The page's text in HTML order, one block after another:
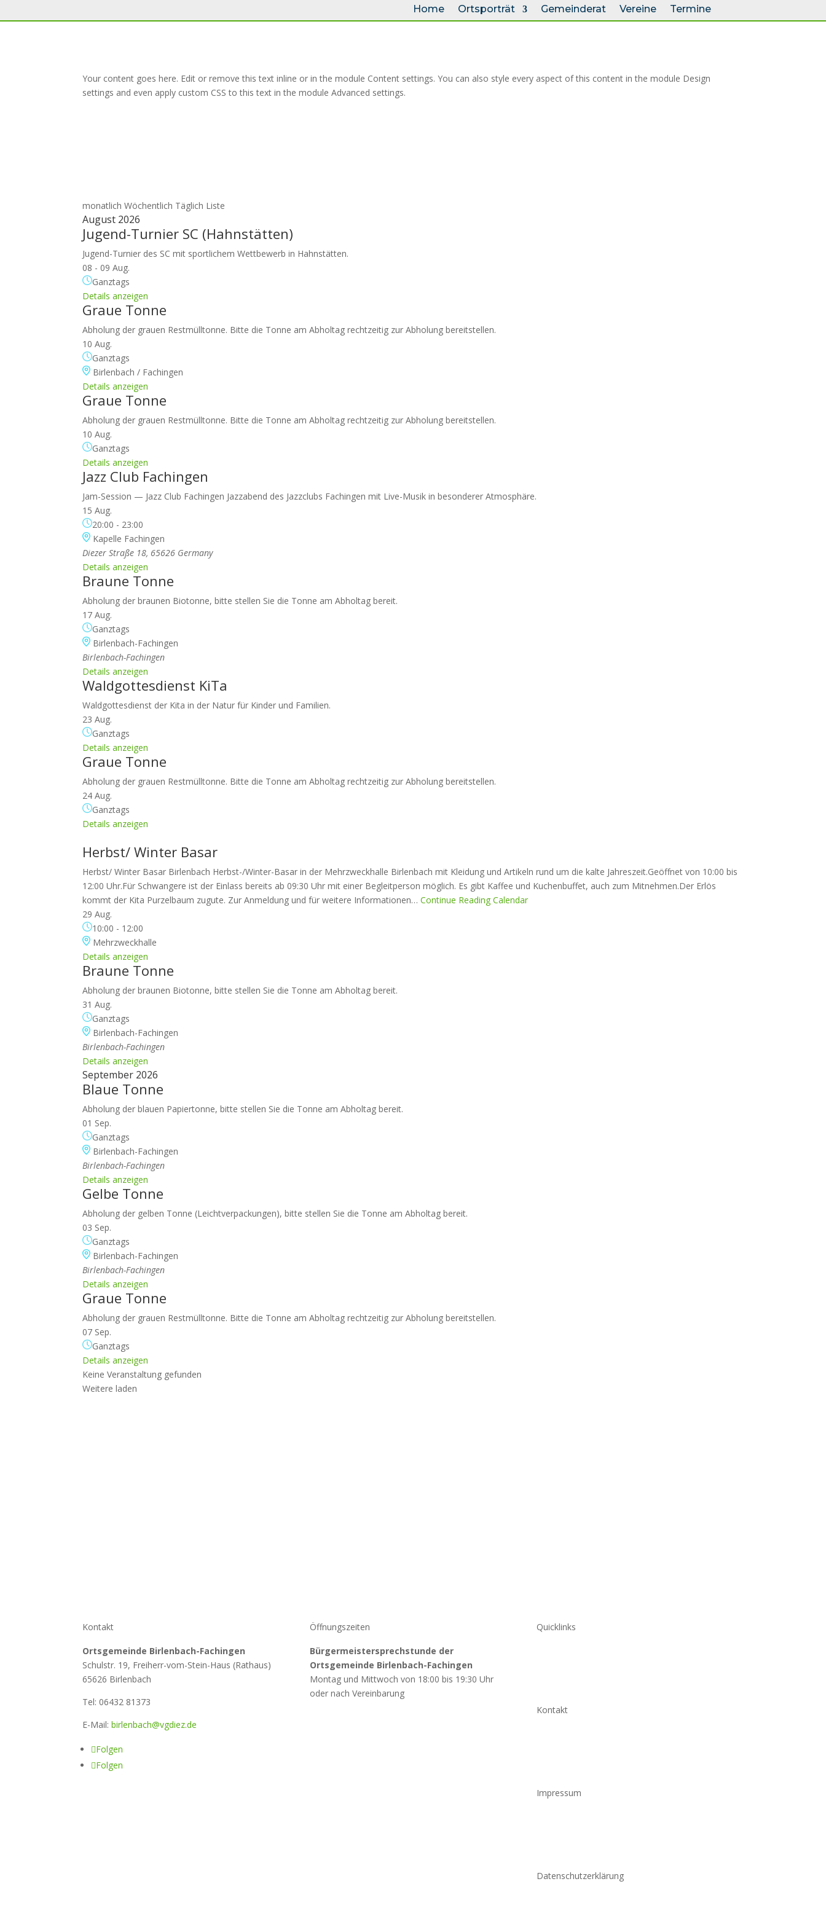
Home Ortsporträt Gemeinderat Vereine Termine
Your content goes here. Edit or remove this text inline or in the module Content settings. You can also style every aspect of this content in the module Design
settings and even apply custom CSS to this text in the module Advanced settings.
monatlich Wöchentlich Täglich Liste
August 2026
Jugend-Turnier SC (Hahnstätten)
Jugend-Turnier des SC mit sportlichem Wettbewerb in Hahnstätten.
08 - 09 Aug.
Ganztags
Details anzeigen
Graue Tonne
Abholung der grauen Restmülltonne. Bitte die Tonne am Abholtag rechtzeitig zur Abholung bereitstellen.
10 Aug.
Ganztags
Birlenbach / Fachingen
Details anzeigen
Graue Tonne
Abholung der grauen Restmülltonne. Bitte die Tonne am Abholtag rechtzeitig zur Abholung bereitstellen.
10 Aug.
Ganztags
Details anzeigen
Jazz Club Fachingen
Jam-Session — Jazz Club Fachingen Jazzabend des Jazzclubs Fachingen mit Live-Musik in besonderer Atmosphäre.
15 Aug.
20:00 - 23:00
Kapelle Fachingen
Diezer Straße 18, 65626 Germany
Details anzeigen
Braune Tonne
Abholung der braunen Biotonne, bitte stellen Sie die Tonne am Abholtag bereit.
17 Aug.
Ganztags
Birlenbach-Fachingen
Birlenbach-Fachingen
Details anzeigen
Waldgottesdienst KiTa
Waldgottesdienst der Kita in der Natur für Kinder und Familien.
23 Aug.
Ganztags
Details anzeigen
Graue Tonne
Abholung der grauen Restmülltonne. Bitte die Tonne am Abholtag rechtzeitig zur Abholung bereitstellen.
24 Aug.
Ganztags
Details anzeigen
Herbst/ Winter Basar
Herbst/ Winter Basar Birlenbach Herbst-/Winter-Basar in der Mehrzweckhalle Birlenbach mit Kleidung und Artikeln rund um die kalte Jahreszeit.Geöffnet von 10:00 bis
12:00 Uhr.Für Schwangere ist der Einlass bereits ab 09:30 Uhr mit einer Begleitperson möglich. Es gibt Kaffee und Kuchenbuffet, auch zum Mitnehmen.Der Erlös
kommt der Kita Purzelbaum zugute. Zur Anmeldung und für weitere Informationen…Continue Reading Calendar
29 Aug.
10:00 - 12:00
Mehrzweckhalle
Details anzeigen
Braune Tonne
Abholung der braunen Biotonne, bitte stellen Sie die Tonne am Abholtag bereit.
31 Aug.
Ganztags
Birlenbach-Fachingen
Birlenbach-Fachingen
Details anzeigen
September 2026
Blaue Tonne
Abholung der blauen Papiertonne, bitte stellen Sie die Tonne am Abholtag bereit.
01 Sep.
Ganztags
Birlenbach-Fachingen
Birlenbach-Fachingen
Details anzeigen
Gelbe Tonne
Abholung der gelben Tonne (Leichtverpackungen), bitte stellen Sie die Tonne am Abholtag bereit.
03 Sep.
Ganztags
Birlenbach-Fachingen
Birlenbach-Fachingen
Details anzeigen
Graue Tonne
Abholung der grauen Restmülltonne. Bitte die Tonne am Abholtag rechtzeitig zur Abholung bereitstellen.
07 Sep.
Ganztags
Details anzeigen
Keine Veranstaltung gefunden
Weitere laden
Kontakt
Ortsgemeinde Birlenbach-Fachingen
Schulstr. 19, Freiherr-vom-Stein-Haus (Rathaus)
65626 Birlenbach
Tel: 06432 81373
E-Mail:birlenbach@vgdiez.de
Folgen
Folgen
Öffnungszeiten
Bürgermeistersprechstunde der
Ortsgemeinde Birlenbach-Fachingen
Montag und Mittwoch von 18:00 bis 19:30 Uhr
oder nach Vereinbarung
Quicklinks
Kontakt
Impressum
Datenschutzerklärung